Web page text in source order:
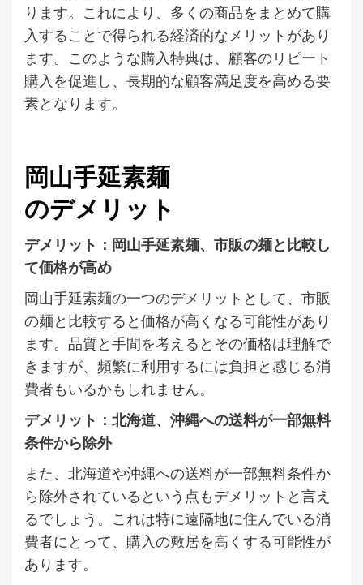
ります。これにより、多くの商品をまとめて購
入することで得られる経済的なメリットがあり
ます。このような購入特典は、顧客のリピート
購入を促進し、長期的な顧客満足度を高める要
素となります。
岡山手延素麺
のデメリット
デメリット：岡山手延素麺、市販の麺と比較し
て価格が高め
岡山手延素麺の一つのデメリットとして、市販
の麺と比較すると価格が高くなる可能性があり
ます。品質と手間を考えるとその価格は理解で
きますが、頻繁に利用するには負担と感じる消
費者もいるかもしれません。
デメリット：北海道、沖縄への送料が一部無料
条件から除外
また、北海道や沖縄への送料が一部無料条件か
ら除外されているという点もデメリットと言え
るでしょう。これは特に遠隔地に住んでいる消
費者にとって、購入の敷居を高くする可能性が
あります。